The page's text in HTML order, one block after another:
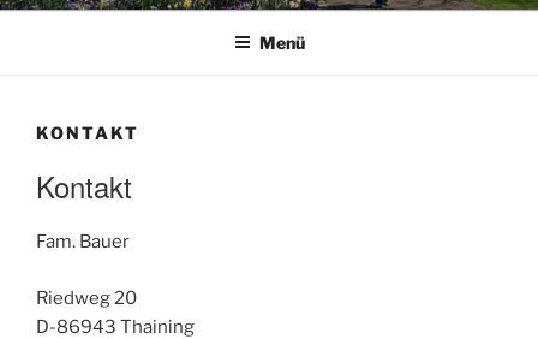
Menü
KONTAKT
Kontakt
Fam. Bauer
Riedweg 20
D-86943 Thaining